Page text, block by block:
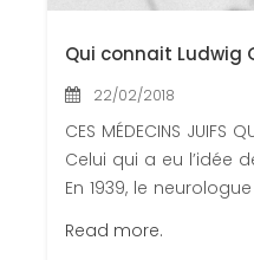
Qui connait Ludwig
22/02/2018
CES MÉDECINS JUIFS
Celui qui a eu l’idée
En 1939, le neurologue
Read more.